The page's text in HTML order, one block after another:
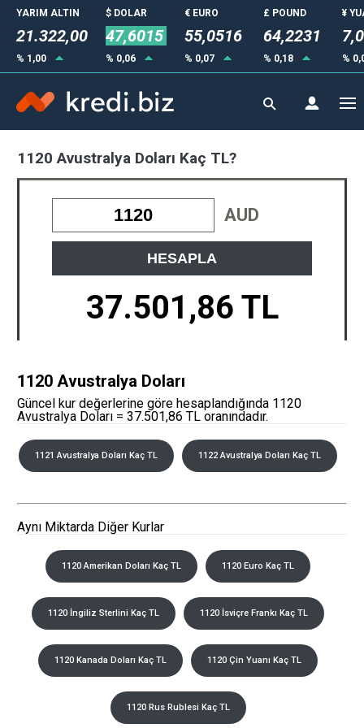
YARIM ALTIN
21.322,00
% 1,00
$ DOLAR
47,6015
% 0,06
€ EURO
55,0516
% 0,07
£ POUND
64,2231
% 0,18
¥
%
1120 Avustralya Doları Kaç TL?
AUD
HESAPLA
37.501,86 TL
1120 Avustralya Doları
Güncel kur değerlerine göre hesaplandığında 1120
Avustralya Doları = 37.501,86 TL oranındadır.
1121 Avustralya Doları Kaç TL 1122 Avustralya Doları Kaç TL
Aynı Miktarda Diğer Kurlar
1120 Amerikan Doları Kaç TL 1120 Euro Kaç TL
1120 İngiliz Sterlini Kaç TL 1120 İsviçre Frankı Kaç TL
1120 Kanada Doları Kaç TL 1120 Çin Yuanı Kaç TL
1120 Rus Rublesi Kaç TL